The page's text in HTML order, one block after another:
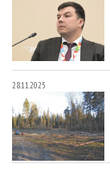
28.11.2025